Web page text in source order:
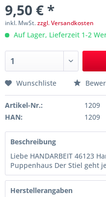
9,50 € *
inkl. MwSt.zzgl. Versandkosten
Auf Lager, Lieferzeit 1-2
Wunschliste
Artikel-Nr.:
1209
HAN:
1209
Beschreibung
Liebe HANDARBEIT 46123
Puppenhaus Der Stiel geht
Herstellerangaben